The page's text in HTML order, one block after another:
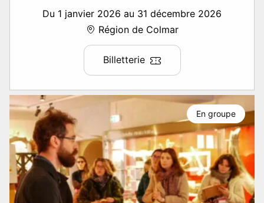
Du 1 janvier 2026 au 31 décembre 2026
Région de Colmar
Billetterie
En groupe